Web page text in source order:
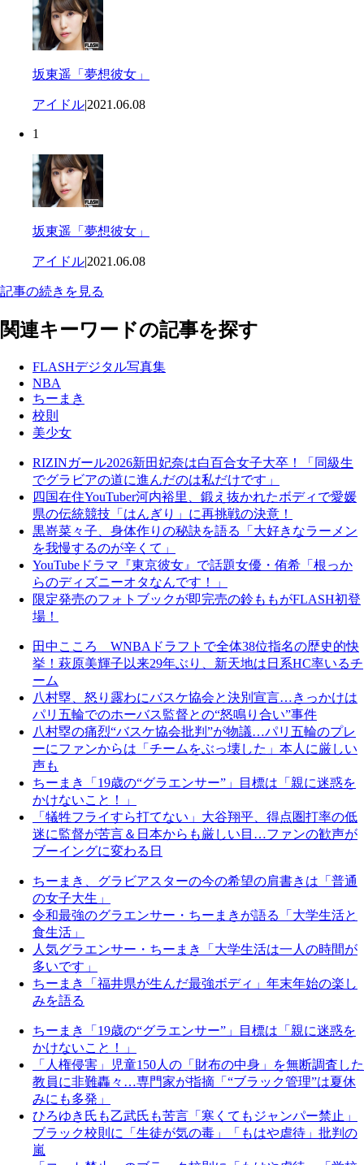
坂東遥「夢想彼女」
アイドル|2021.06.08
1
坂東遥「夢想彼女」
アイドル|2021.06.08
記事の続きを見る
関連キーワードの記事を探す
FLASHデジタル写真集
NBA
ちーまき
校則
美少女
RIZINガール2026新田妃奈は白百合女子大卒！「同級生
でグラビアの道に進んだのは私だけです」
四国在住YouTuber河内裕里、鍛え抜かれたボディで愛媛
県の伝統競技「はんぎり」に再挑戦の決意！
黒嵜菜々子、身体作りの秘訣を語る「大好きなラーメン
を我慢するのが辛くて」
YouTubeドラマ『東京彼女』で話題女優・侑希「根っか
らのディズニーオタなんです！」
限定発売のフォトブックが即完売の鈴ももがFLASH初登
場！
田中こころ WNBAドラフトで全体38位指名の歴史的快
挙！萩原美輝子以来29年ぶり、新天地は日系HC率いるチ
ーム
八村塁、怒り露わにバスケ協会と決別宣言…きっかけは
パリ五輪でのホーバス監督との“怒鳴り合い”事件
八村塁の痛烈“バスケ協会批判”が物議…パリ五輪のプレ
ーにファンからは「チームをぶっ壊した」本人に厳しい
声も
ちーまき「19歳の“グラエンサー”」目標は「親に迷惑を
かけないこと！」
「犠牲フライすら打てない」大谷翔平、得点圏打率の低
迷に監督が苦言＆日本からも厳しい目…ファンの歓声が
ブーイングに変わる日
ちーまき、グラビアスターの今の希望の肩書きは「普通
の女子大生」
令和最強のグラエンサー・ちーまきが語る「大学生活と
食生活」
人気グラエンサー・ちーまき「大学生活は一人の時間が
多いです」
ちーまき「福井県が生んだ最強ボディ」年末年始の楽し
みを語る
ちーまき「19歳の“グラエンサー”」目標は「親に迷惑を
かけないこと！」
「人権侵害」児童150人の「財布の中身」を無断調査した
教員に非難轟々…専門家が指摘「“ブラック管理”は夏休
みにも多発」
ひろゆき氏も乙武氏も苦言「寒くてもジャンパー禁止」
ブラック校則に「生徒が気の毒」「もはや虐待」批判の
嵐